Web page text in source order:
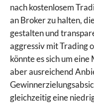
nach kostenlosem
an Broker zu halten,
gestalten und
aggressiv mit Trading
könnte es sich um
aber ausreichend
gleichzeitig eine